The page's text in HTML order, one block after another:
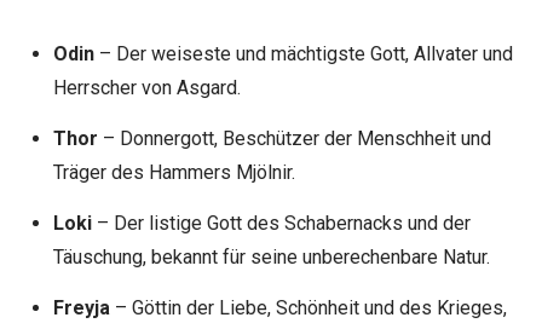
Odin– Der weiseste und mächtigste Gott, Allvater und
Herrscher von Asgard.
Thor – Donnergott, Beschützer der Menschheit und
Träger des Hammers Mjölnir.
Loki– Der listige Gott des Schabernacks und der
Täuschung, bekannt für seine unberechenbare Natur.
Freyja– Göttin der Liebe, Schönheit und des Krieges,